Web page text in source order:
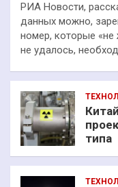
РИА Новости,
данных можно,
номер, которые «не
не удалось,
типа